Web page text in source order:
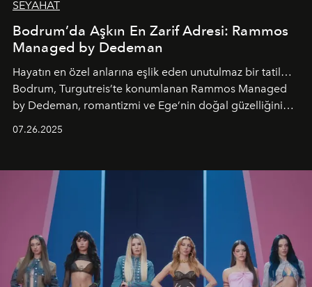
SEYAHAT
Bodrum’da Aşkın En Zarif Adresi: Rammos
Managed by Dedeman
Hayatın en özel anlarına eşlik eden unutulmaz bir tatil…
Bodrum, Turgutreis’te konumlanan Rammos Managed
by Dedeman, romantizmi ve Ege’nin doğal güzelliğini
07.26.2025